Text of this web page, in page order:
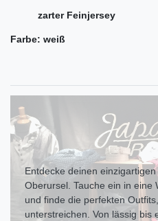
zarter Feinjersey
Farbe: weiß
Entdecke deinen
Oberursel. Tauche ein in eine
und finde die perfekten
unterstreichen. Von lässig bis